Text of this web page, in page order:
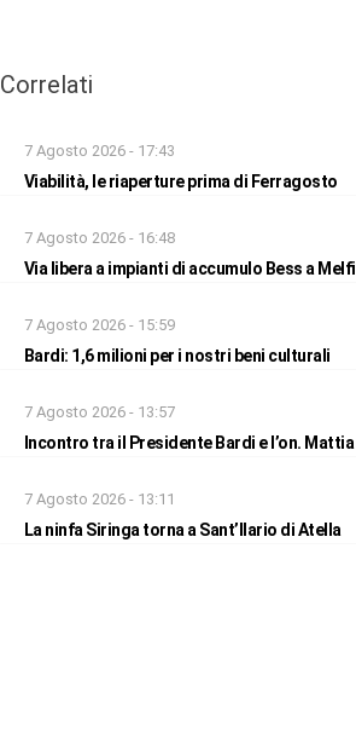
Correlati
7 Agosto 2026 - 17:43
Viabilità, le riaperture prima di Ferragosto
7 Agosto 2026 - 16:48
Via libera a impianti di accumulo Bess a
7 Agosto 2026 - 15:59
Bardi: 1,6 milioni per i nostri beni culturali
7 Agosto 2026 - 13:57
Incontro tra il Presidente Bardi e l’on. Mattia
7 Agosto 2026 - 13:11
La ninfa Siringa torna a Sant’Ilario di Atella